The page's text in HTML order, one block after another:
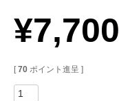
¥7,700
[ 70 ポイント進呈 ]